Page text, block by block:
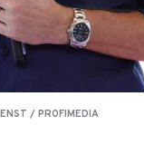
/ PROFIMEDIA